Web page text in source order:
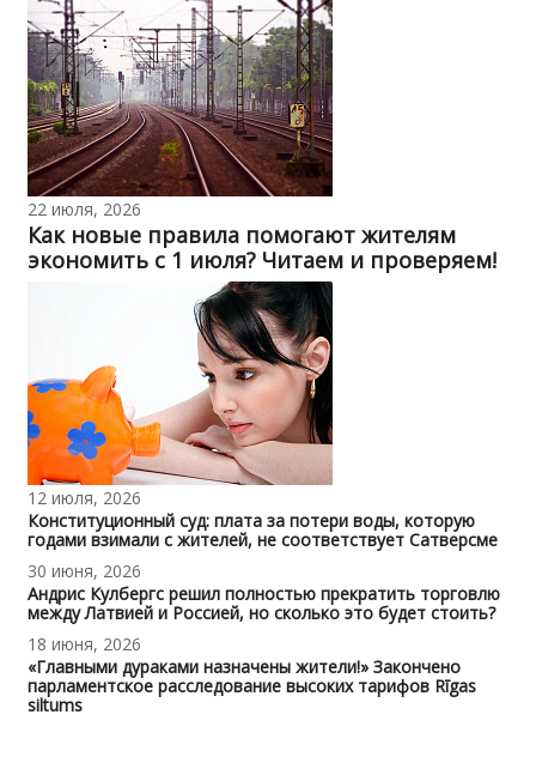
22 июля, 2026
Как новые правила помогают жителям
экономить с 1 июля? Читаем и проверяем!
12 июля, 2026
Конституционный суд: плата за потери воды, которую
годами взимали с жителей, не соответствует Сатверсме
30 июня, 2026
Андрис Кулбергс решил полностью прекратить торговлю
между Латвией и Россией, но сколько это будет стоить?
18 июня, 2026
«Главными дураками назначены жители!» Закончено
парламентское расследование высоких тарифов Rīgas
siltums